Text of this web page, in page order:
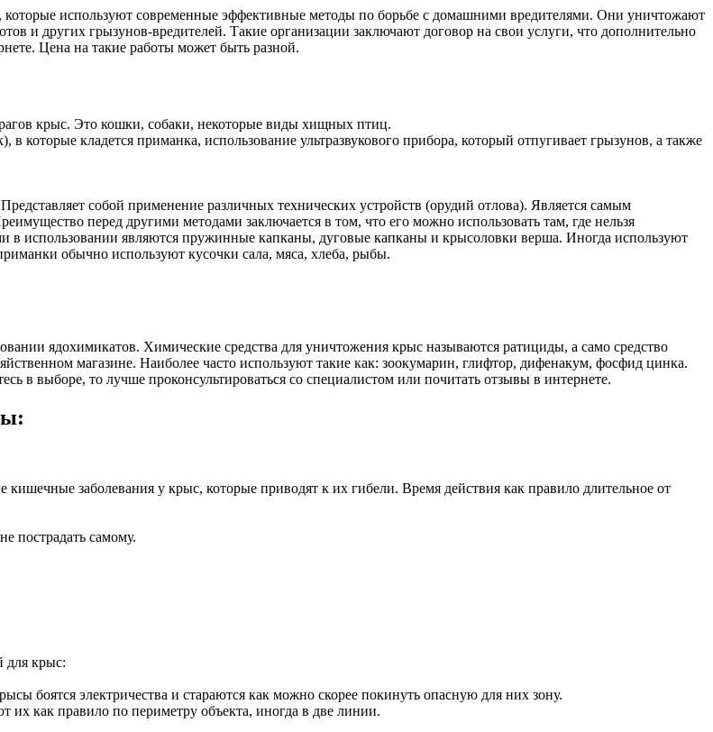
используют современные эффективные методы по борьбе с домашними вредителями. Они уничтожают
и других грызунов-вредителей. Такие организации заключают договор на свои услуги, что дополнительно
Цена на такие работы может быть разной.
крыс. Это кошки, собаки, некоторые виды хищных птиц.
которые кладется приманка, использование ультразвукового прибора, который отпугивает грызунов, а также
собой применение различных технических устройств (орудий отлова). Является самым
перед другими методами заключается в том, что его можно использовать там, где нельзя
в использовании являются пружинные капканы, дуговые капканы и крысоловки верша. Иногда используют
обычно используют кусочки сала, мяса, хлеба, рыбы.
ядохимикатов. Химические средства для уничтожения крыс называются ратициды, а само средство
магазине. Наиболее часто используют такие как: зоокумарин, глифтор, дифенакум, фосфид цинка.
в выборе, то лучше проконсультироваться со специалистом или почитать отзывы в интернете.
заболевания у крыс, которые приводят к их гибели. Время действия как правило длительное от
пострадать самому.
для крыс:
боятся электричества и стараются как можно скорее покинуть опасную для них зону.
их как правило по периметру объекта, иногда в две линии.